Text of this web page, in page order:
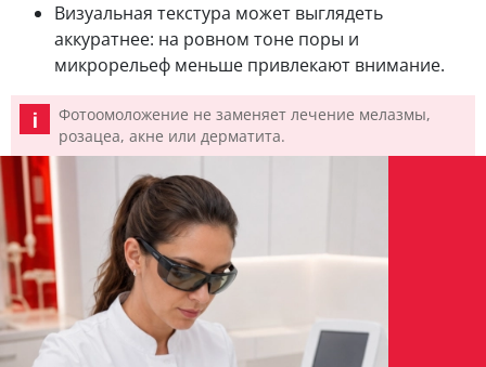
Визуальная текстура может выглядеть
аккуратнее: на ровном тоне поры и
микрорельеф меньше привлекают внимание.
Фотоомоложение не заменяет лечение мелазмы,
розацеа, акне или дерматита.